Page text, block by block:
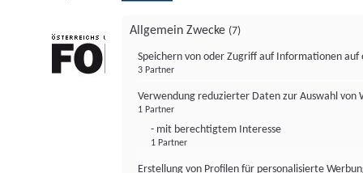
Allgemein Zwecke (7)
Speichern von oder Zugriff auf Informationen auf
3 Partner
Verwendung reduzierter Daten zur Auswahl von
1 Partner
- mit berechtigtem Interesse
1 Partner
Erstellung von Profilen für personalisierte
FONDS professionell